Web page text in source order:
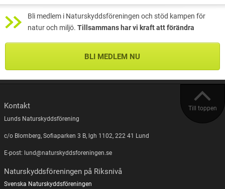
Bli medlem i Naturskyddsföreningen och stöd kampen för
natur och miljö. Tillsammans har vi kraft att förändra
BLI MEDLEM NU
Till toppen
Kontakt
Lunds Naturskyddsförening
c/o Blomberg, Sofiaparken 3 B, lgh 1102, 222 41 Lund
E-post: lund@naturskyddsforeningen.se
Naturskyddsföreningen på Riksnivå
Svenska Naturskyddsföreningen